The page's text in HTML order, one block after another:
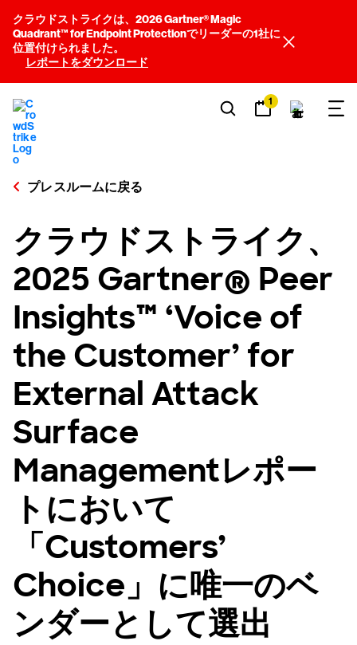
クラウドストライクは、2026 Gartner® Magic
Quadrant™ for Endpoint Protectionでリーダーの1社に
位置付けられました。
レポートをダウンロード
1
プレスルームに戻る
クラウドストライク、
2025 Gartner® Peer
Insights™ ‘Voice of
the Customer’ for
External Attack
Surface
Managementレポー
トにおいて
「Customers’
Choice」に唯一のベ
ンダーとして選出